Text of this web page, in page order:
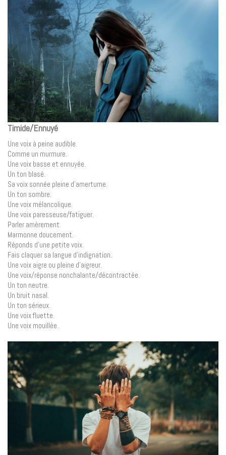
Timide/Ennuyé
Une voix à peine audible.
Comme un murmure.
Une voix basse et ennuyée.
Un ton blasé.
Sa voix sonnée pleine d’amertume.
Un ton sombre.
Une voix mélancolique.
Une voix paresseuse/fatiguer.
Parler amèrement.
Marmonne doucement.
Réponds d’une petite voix.
Fais claquer sa langue d’indignation.
Une voix aigre ou pleine d’aigreur.
Une voix/réponse nonchalante/décontractée.
Un ton neutre.
Un bruit nasal.
Un ton sérieux.
Une voix fluette.
Une voix mouillée.